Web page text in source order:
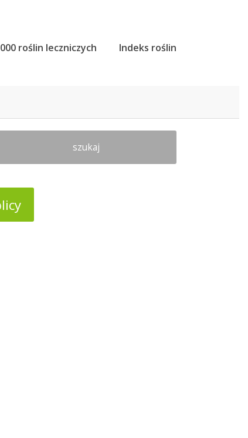
roślin leczniczych Indeks roślin
szukaj